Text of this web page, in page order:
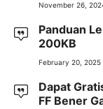
November 26,
Panduan
200KB
February 20, 2025
Dapat
FF Bener